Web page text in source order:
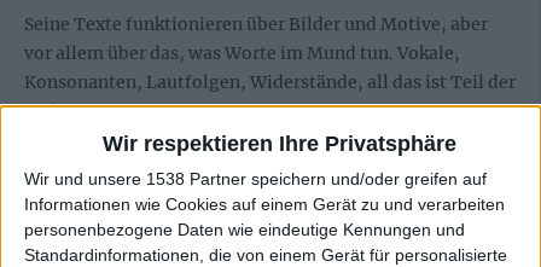
Wir respektieren Ihre Privatsphäre
Wir und unsere 1538 Partner speichern und/oder greifen auf
Informationen wie Cookies auf einem Gerät zu und verarbeiten
personenbezogene Daten wie eindeutige Kennungen und
Standardinformationen, die von einem Gerät für personalisierte
Seine Texte funktionieren über Bilder und Motive, aber
vor allem über das, was Worte im Mund tun. Vokale,
Konsonanten, Lautfolgen, Widerstände, all das ist Teil der
Bedeutung.
Schöpfer großer Fantasy-Welten, sondern über den
Sprachforscher. Entscheidend ist für ihn die Idee, dass ein
Wort bereits transportieren kann, was es bezeichnet.